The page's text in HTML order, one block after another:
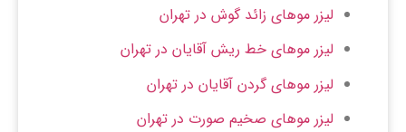
لیزر موهای زائد گوش در تهران
لیزر موهای خط ریش آقایان در تهران
لیزر موهای گردن آقایان در تهران
لیزر موهای صخیم صورت در تهران